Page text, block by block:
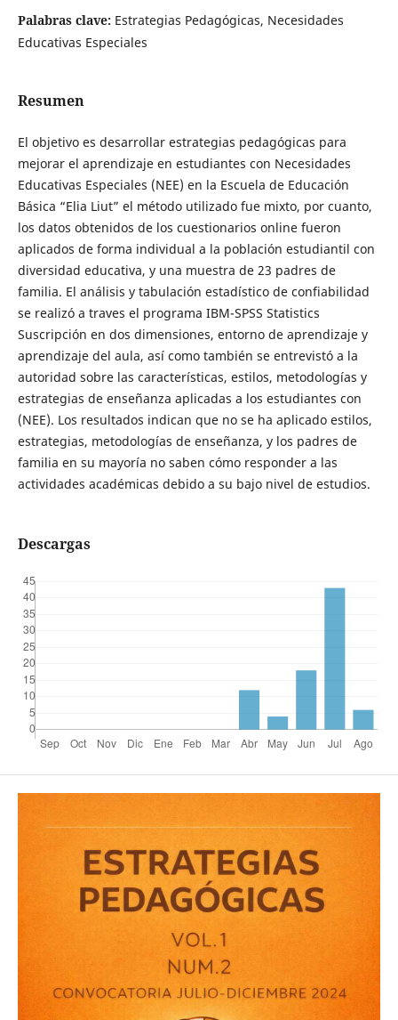
Palabras clave: Estrategias Pedagógicas, Necesidades
Educativas Especiales
Resumen
El objetivo es desarrollar estrategias pedagógicas para
mejorar el aprendizaje en estudiantes con Necesidades
Educativas Especiales (NEE) en la Escuela de Educación
Básica “Elia Liut” el método utilizado fue mixto, por cuanto,
los datos obtenidos de los cuestionarios online fueron
aplicados de forma individual a la población estudiantil con
diversidad educativa, y una muestra de 23 padres de
familia. El análisis y tabulación estadístico de confiabilidad
se realizó a traves el programa IBM-SPSS Statistics
Suscripción en dos dimensiones, entorno de aprendizaje y
aprendizaje del aula, así como también se entrevistó a la
autoridad sobre las características, estilos, metodologías y
estrategias de enseñanza aplicadas a los estudiantes con
(NEE). Los resultados indican que no se ha aplicado estilos,
estrategias, metodologías de enseñanza, y los padres de
familia en su mayoría no saben cómo responder a las
actividades académicas debido a su bajo nivel de estudios.
Descargas